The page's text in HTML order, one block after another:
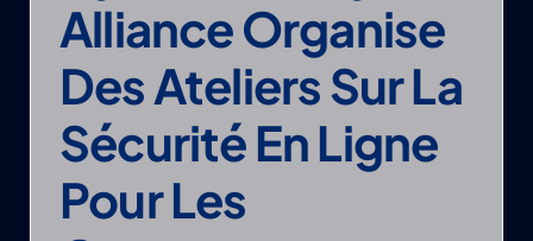
Alliance Organise
Des Ateliers Sur La
Sécurité En Ligne
Pour Les